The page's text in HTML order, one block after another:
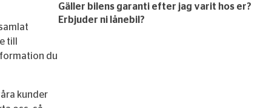
till
du
kunder
Gäller bilens garanti efter jag varit hos er?
Erbjuder ni lånebil?